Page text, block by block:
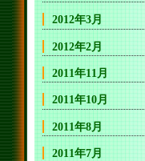
2012年3月
2012年2月
2011年11月
2011年10月
2011年8月
2011年7月